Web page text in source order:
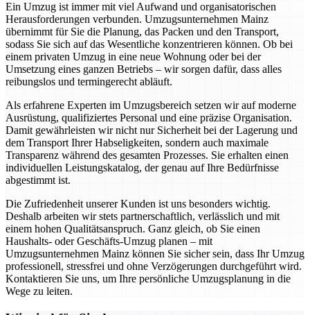
Ein Umzug ist immer mit viel Aufwand und organisatorischen
Herausforderungen verbunden. Umzugsunternehmen Mainz
übernimmt für Sie die Planung, das Packen und den Transport,
sodass Sie sich auf das Wesentliche konzentrieren können. Ob bei
einem privaten Umzug in eine neue Wohnung oder bei der
Umsetzung eines ganzen Betriebs – wir sorgen dafür, dass alles
reibungslos und termingerecht abläuft.
Als erfahrene Experten im Umzugsbereich setzen wir auf moderne
Ausrüstung, qualifiziertes Personal und eine präzise Organisation.
Damit gewährleisten wir nicht nur Sicherheit bei der Lagerung und
dem Transport Ihrer Habseligkeiten, sondern auch maximale
Transparenz während des gesamten Prozesses. Sie erhalten einen
individuellen Leistungskatalog, der genau auf Ihre Bedürfnisse
abgestimmt ist.
Die Zufriedenheit unserer Kunden ist uns besonders wichtig.
Deshalb arbeiten wir stets partnerschaftlich, verlässlich und mit
einem hohen Qualitätsanspruch. Ganz gleich, ob Sie einen
Haushalts- oder Geschäfts-Umzug planen – mit
Umzugsunternehmen Mainz können Sie sicher sein, dass Ihr Umzug
professionell, stressfrei und ohne Verzögerungen durchgeführt wird.
Kontaktieren Sie uns, um Ihre persönliche Umzugsplanung in die
Wege zu leiten.